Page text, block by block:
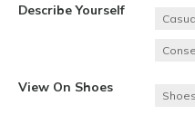
Describe Yourself
View On Shoes